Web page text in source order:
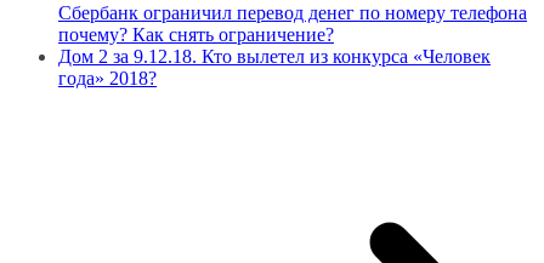
Сбербанк ограничил перевод денег по номеру телефона
почему? Как снять ограничение?
Дом 2 за 9.12.18. Кто вылетел из конкурса «Человек
года» 2018?